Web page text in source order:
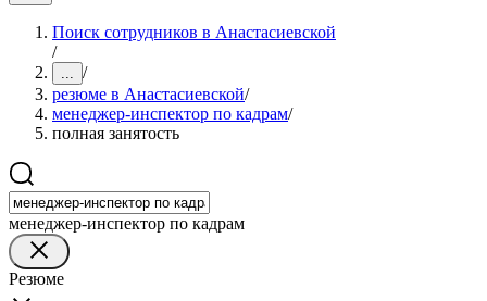
Поиск сотрудников в Анастасиевской
/
... /
резюме в Анастасиевской/
менеджер-инспектор по кадрам/
полная занятость
менеджер-инспектор по кадрам
Резюме